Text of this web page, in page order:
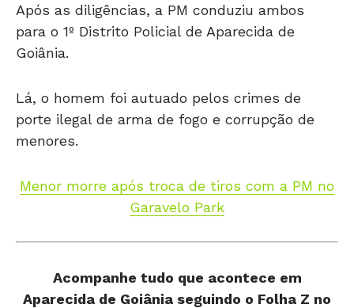
Após as diligências, a PM conduziu ambos
para o 1º Distrito Policial de Aparecida de
Goiânia.
Lá, o homem foi autuado pelos crimes de
porte ilegal de arma de fogo e corrupção de
menores.
Menor morre após troca de tiros com a PM no
Garavelo Park
Acompanhe tudo que acontece em
Aparecida de Goiânia seguindo o Folha Z no